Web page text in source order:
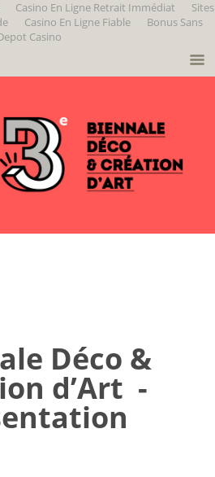
Casino En Ligne Retrait Immédiat
Sites
Casino En Ligne Fiable
Bonus Sans
Casino
Déco &
d’Art -